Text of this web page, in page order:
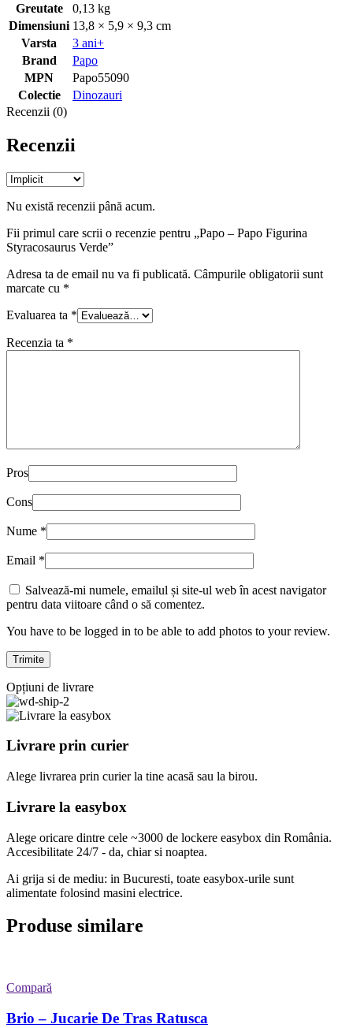
Greutate
0,13 kg
Dimensiuni 13,8 × 5,9 × 9,3 cm
Varsta
3 ani+
Brand
Papo
MPN
Papo55090
Colectie
Dinozauri
Recenzii (0)
Recenzii
Nu există recenzii până acum.
Fii primul care scrii o recenzie pentru „Papo – Papo Figurina
Styracosaurus Verde”
Adresa ta de email nu va fi publicată. Câmpurile obligatorii sunt
marcate cu *
Evaluarea ta *
Recenzia ta *
Pros
Cons
Nume *
Email *
Salvează-mi numele, emailul și site-ul web în acest navigator
pentru data viitoare când o să comentez.
You have to be logged in to be able to add photos to your review.
Opțiuni de livrare
Livrare prin curier
Alege livrarea prin curierla tine acasă sau la birou.
Livrare la easybox
Alege oricare dintre cele ~3000 de lockere easybox din România.
Accesibilitate 24/7 - da, chiar si noaptea.
Ai grija si de mediu: in Bucuresti, toate easybox-urile sunt
alimentate folosind masini electrice.
Produse similare
Compară
Brio – Jucarie De Tras Ratusca